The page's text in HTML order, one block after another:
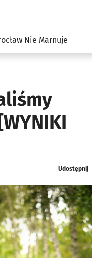
we Wrocławiu
Nie Marnuje
Udostępnij